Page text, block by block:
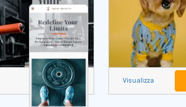
Visualizza